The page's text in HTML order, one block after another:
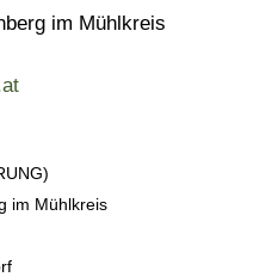
im Mühlkreis
im Mühlkreis